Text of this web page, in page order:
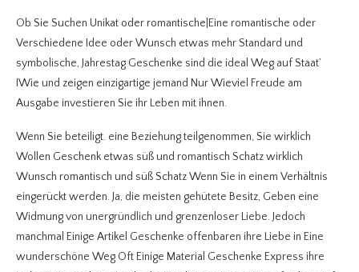
Ob Sie Suchen Unikat oder romantische|Eine romantische oder
Verschiedene Idee oder Wunsch etwas mehr Standard und
symbolische, Jahrestag Geschenke sind die ideal Weg auf Staat’
IWie und zeigen einzigartige jemand Nur Wieviel Freude am
Ausgabe investieren Sie ihr Leben mit ihnen.
Wenn Sie beteiligt. eine Beziehung teilgenommen, Sie wirklich
Wollen Geschenk etwas süß und romantisch Schatz wirklich
Wunsch romantisch und süß Schatz Wenn Sie in einem Verhältnis
eingerückt werden. Ja, die meisten gehütete Besitz, Geben eine
Widmung von unergründlich und grenzenloser Liebe. Jedoch
manchmal Einige Artikel Geschenke offenbaren ihre Liebe in Eine
wunderschöne Weg Oft Einige Material Geschenke Express ihre